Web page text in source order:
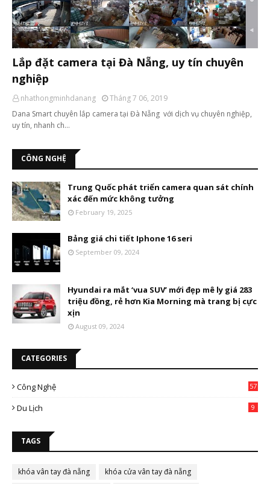
Lắp đặt camera tại Đà Nẵng, uy tín chuyên
nghiệp
nhathongminhdanang
Tháng 7 06, 2019
Dana Smart chuyên lắp camera tại Đà Nẵng với dịch vụ chuyên nghiệp,
uy tín, nhanh ch…
CÔNG NGHỆ
Trung Quốc phát triển camera quan sát chính
xác đến mức không tưởng
February 19, 2025
Bảng giá chi tiết Iphone 16 seri
September 09, 2024
Hyundai ra mắt ‘vua SUV’ mới đẹp mê ly giá 283
triệu đồng, rẻ hơn Kia Morning mà trang bị cực
xịn
August 09, 2024
CATEGORIES
Công Nghệ 57
Du Lịch 9
TAGS
khóa vân tay đà nẵng
khóa cửa vân tay đà nẵng